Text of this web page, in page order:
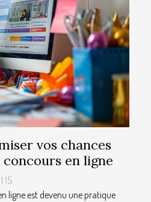
vos chances
concours en ligne
ligne est devenu une pratique